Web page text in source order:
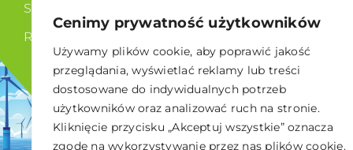
Cenimy prywatność użytkowników
Używamy plików cookie, aby poprawić jakość
przeglądania, wyświetlać reklamy lub treści
dostosowane do indywidualnych potrzeb
użytkowników oraz analizować ruch na stronie.
Kliknięcie przycisku „Akceptuj wszystkie” oznacza
zgodę na wykorzystywanie przez nas plików cookie.
Statut
RODO
© 2026 Polskie Stowarzyszenie Energetyki Wiatrowej